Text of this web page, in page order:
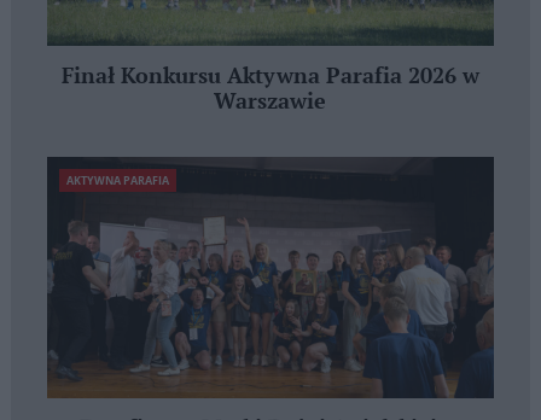
Finał Konkursu Aktywna Parafia 2026 w
Warszawie
AKTYWNA PARAFIA